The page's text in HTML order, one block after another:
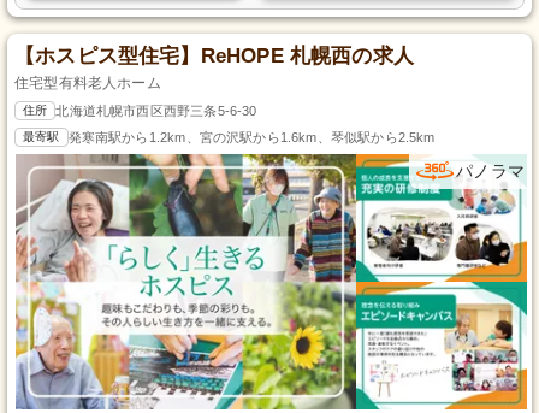
【ホスピス型住宅】ReHOPE 札幌西の求人
住宅型有料老人ホーム
住所 北海道札幌市西区西野三条5-6-30
最寄駅 発寒南駅から1.2km、宮の沢駅から1.6km、琴似駅から2.5km
パノラマ